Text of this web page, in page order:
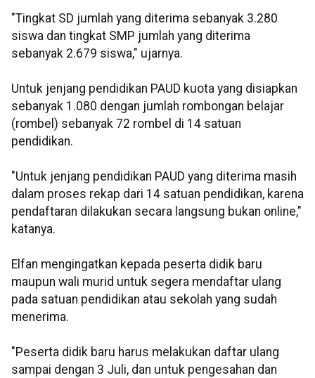
"Tingkat SD jumlah yang diterima sebanyak 3.280
siswa dan tingkat SMP jumlah yang diterima
sebanyak 2.679 siswa," ujarnya.
Untuk jenjang pendidikan PAUD kuota yang disiapkan
sebanyak 1.080 dengan jumlah rombongan belajar
(rombel) sebanyak 72 rombel di 14 satuan
pendidikan.
"Untuk jenjang pendidikan PAUD yang diterima masih
dalam proses rekap dari 14 satuan pendidikan, karena
pendaftaran dilakukan secara langsung bukan online,"
katanya.
Elfan mengingatkan kepada peserta didik baru
maupun wali murid untuk segera mendaftar ulang
pada satuan pendidikan atau sekolah yang sudah
menerima.
"Peserta didik baru harus melakukan daftar ulang
sampai dengan 3 Juli, dan untuk pengesahan dan